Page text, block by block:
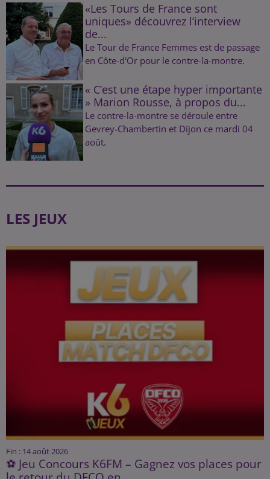
«Les Tours de France sont
uniques» découvrez l’interview
de...
Le Tour de France Femmes est de passage
en Côte-d'Or pour le contre-la-montre.
« C’est une étape hyper importante
» Marion Rousse, à propos du...
Le contre-la-montre se déroule entre
Gevrey-Chambertin et Dijon ce mardi 04
août.
LES JEUX
Fin : 14 août 2026
⚽ Jeu Concours K6FM – Gagnez vos places pour